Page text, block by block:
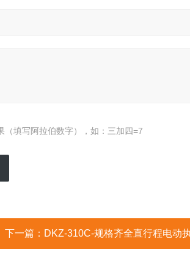
（填写阿拉伯数字），如：三加四=7
下一篇： DKZ-310C-规格齐全直行程电动执行机